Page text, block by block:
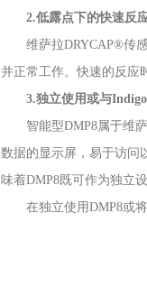
2.低露点下的快速反
维萨拉DRYCAP®传感
并正常工作。快速的反应
3.独立使用或与
智能型DMP8属于维萨
数据的显示屏，易于访问
味着DMP8既可作为独立
在独立使用DMP8或将